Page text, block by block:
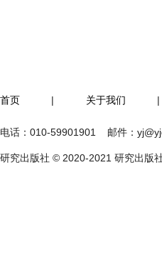
首页 | 关于我们 |
电话： 010-59901901 邮件：
研究出版社 © 2020-2021 研究出版